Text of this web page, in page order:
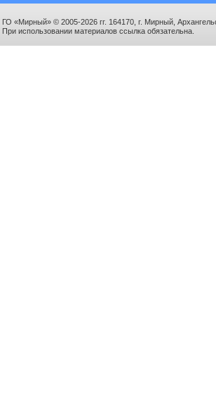
ГО «Мирный» © 2005-2026 гг. 164170, г. Мирный,
При использовании материалов ссылка обязательна.